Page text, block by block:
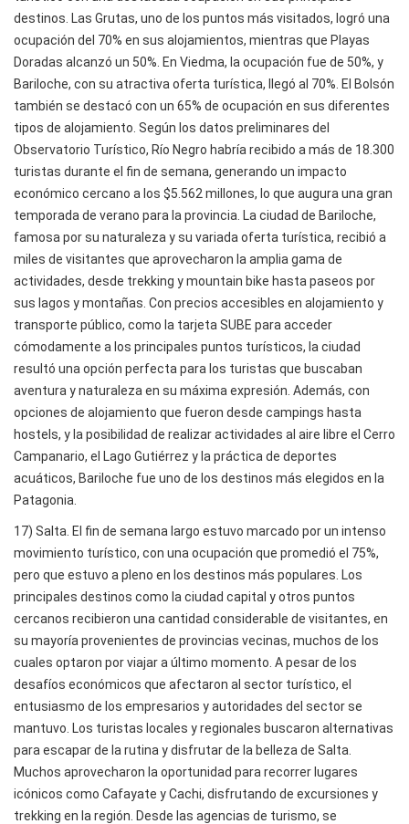
destinos. Las Grutas, uno de los puntos más visitados, logró una
ocupación del 70% en sus alojamientos, mientras que Playas
Doradas alcanzó un 50%. En Viedma, la ocupación fue de 50%, y
Bariloche, con su atractiva oferta turística, llegó al 70%. El Bolsón
también se destacó con un 65% de ocupación en sus diferentes
tipos de alojamiento. Según los datos preliminares del
Observatorio Turístico, Río Negro habría recibido a más de 18.300
turistas durante el fin de semana, generando un impacto
económico cercano a los $5.562 millones, lo que augura una gran
temporada de verano para la provincia. La ciudad de Bariloche,
famosa por su naturaleza y su variada oferta turística, recibió a
miles de visitantes que aprovecharon la amplia gama de
actividades, desde trekking y mountain bike hasta paseos por
sus lagos y montañas. Con precios accesibles en alojamiento y
transporte público, como la tarjeta SUBE para acceder
cómodamente a los principales puntos turísticos, la ciudad
resultó una opción perfecta para los turistas que buscaban
aventura y naturaleza en su máxima expresión. Además, con
opciones de alojamiento que fueron desde campings hasta
hostels, y la posibilidad de realizar actividades al aire libre el Cerro
Campanario, el Lago Gutiérrez y la práctica de deportes
acuáticos, Bariloche fue uno de los destinos más elegidos en la
Patagonia.
17) Salta. El fin de semana largo estuvo marcado por un intenso
movimiento turístico, con una ocupación que promedió el 75%,
pero que estuvo a pleno en los destinos más populares. Los
principales destinos como la ciudad capital y otros puntos
cercanos recibieron una cantidad considerable de visitantes, en
su mayoría provenientes de provincias vecinas, muchos de los
cuales optaron por viajar a último momento. A pesar de los
desafíos económicos que afectaron al sector turístico, el
entusiasmo de los empresarios y autoridades del sector se
mantuvo. Los turistas locales y regionales buscaron alternativas
para escapar de la rutina y disfrutar de la belleza de Salta.
Muchos aprovecharon la oportunidad para recorrer lugares
icónicos como Cafayate y Cachi, disfrutando de excursiones y
trekking en la región. Desde las agencias de turismo, se